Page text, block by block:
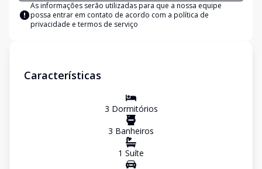
As informações serão utilizadas para que a nossa equipe
possa entrar em contato de acordo com a política de
privacidade e termos de serviço
Características
3 Dormitórios
3 Banheiros
1 Suíte